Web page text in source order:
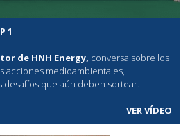
1
de HNH Energy, conversa sobre los
acciones medioambientales,
desafíos que aún deben sortear.
VER VÍDEO